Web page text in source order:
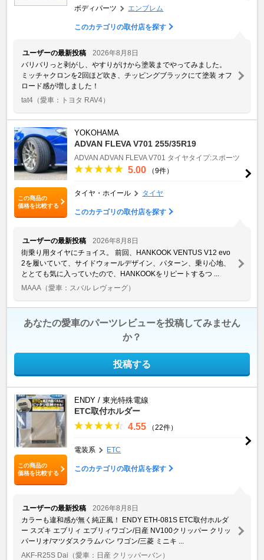
ボディパーツ エンブレム
このカテゴリの取付店を探す
ユーザーの最新投稿
2026年8月8日
バリバリっと剥がし、やすりがけから塗装までやってみました。
ミッチャクロンを2回ほど吹き、チッピングブラックにて塗装 オフ
ロード感が増しました！
tat4 （愛車：トヨタ RAV4）
この商品の
価格を比較する
YOKOHAMA
ADVAN FLEVA V701 255/35R19
ADVAN ADVAN FLEVA V701 タイヤタイプ:スポーツ
5.00 （9件）
タイヤ・ホイール タイヤ
このカテゴリの取付店を探す
ユーザーの最新投稿
2026年8月8日
街乗り用タイヤにチョイス。 前回、HANKOOK VENTUS V12 evo
2を履いていて、サイドウォールデザイン、パターン、乗り心地、
ととても気に入っていたので、HANKOOKをリピートするつ ...
MAAA （愛車：スバル レヴォーグ）
あなたの愛車のパーツレビューを投稿してみません
か？
投稿する
この商品の
価格を比較する
ENDY / 東光特殊電線
ETC取付ホルダー
4.55 （22件）
電装系 ETC
このカテゴリの取付店を探す
ユーザーの最新投稿
2026年8月8日
カラーも違和感が無く純正風！ ENDY ETH-081S ETC取付ホルダ
ー スズキ エブリィ エブリィワゴン/日産 NV100クリッパー クリッ
パーリオ/マツダスクラムバン ワゴン/三菱 ミニキ ...
AKF-R25S Dai （愛車：日産 クリッパーバン）